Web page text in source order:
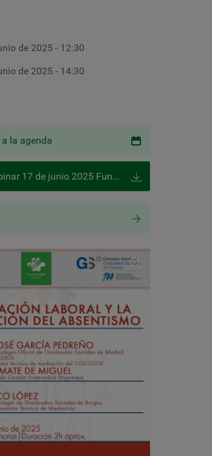
de 2025 - 12:30
de 2025 - 14:30
la agenda
Programa webinar 17 de junio 2025 Fundación Justicia Social y COGS Madrid